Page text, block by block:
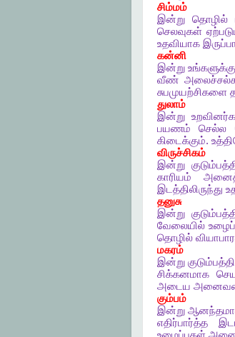
சிம்மம்
இன்று
தொழில்
செலவுகள்
உதவியாக
கன்னி
இன்று உங்களுக்கு
வீண்
சுபமுயற்சிகளை
துலாம்
இன்று
பயணம்
செல்ல
கிடைக்கும்.
விருச்சிகம்
இன்று
காரியம்
இடத்திலிருந்து
தனுசு
இன்று
வேலையில்
தொழில்
மகரம்
இன்று
சிக்கனமாக
அடைய
கும்பம்
இன்று
எதிர்பார்த்த